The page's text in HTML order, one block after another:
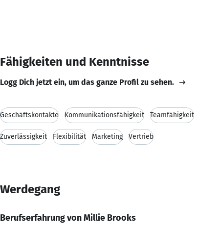
Fähigkeiten und Kenntnisse
Logg Dich jetzt ein, um das ganze Profil zu sehen.
Geschäftskontakte Kommunikationsfähigkeit Teamfähigkeit
Zuverlässigkeit Flexibilität Marketing Vertrieb
Werdegang
Berufserfahrung von Millie Brooks